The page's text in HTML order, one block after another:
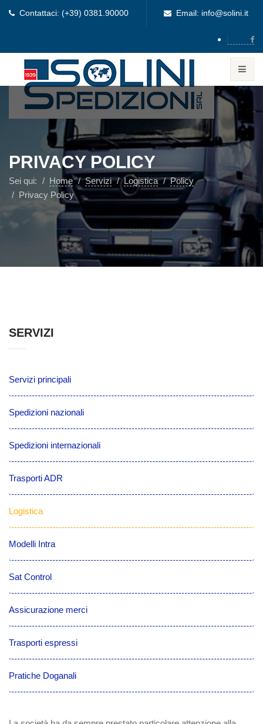
Contattaci: (+39) 0381.90000 Email: info@solini.it
PRIVACY POLICY
Sei qui: Home Servizi Logistica
Policy
Privacy Policy
SERVIZI
Servizi principali
Spedizioni nazionali
Spedizioni internazionali
Trasporti ADR
Logistica
Modelli Intra
Sat Control
Assicurazione merci
Trasporti espressi
Pratiche Doganali